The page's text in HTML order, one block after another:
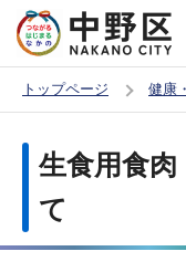
の
ー
トップページ 健康
か
生食用食
て